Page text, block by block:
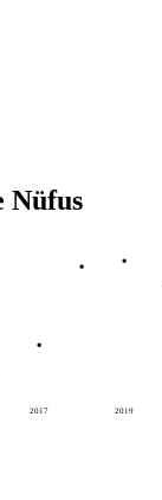
Nüfus
2017 2019